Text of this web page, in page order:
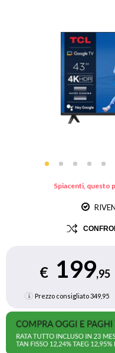
Spiacenti, questo
€ 199,95
Prezzo consigliato349,95